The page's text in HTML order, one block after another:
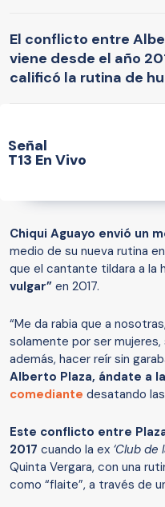
El conflicto entre
viene desde el año
calificó la rutina de
Señal
T13 En Vivo
Chiqui Aguayo envió un
medio de su nueva rutina
que el cantante tildara a la
vulgar” en 2017.
“Me da rabia que a
solamente por ser mujeres,
además, hacer reír sin
Alberto Plaza, ándate a
comediante desatando las
Este conflicto entre
2017 cuando la ex ‘Club de
Quinta Vergara, con una
como “flaite”, a través de